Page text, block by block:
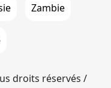
Zambie
droits réservés /